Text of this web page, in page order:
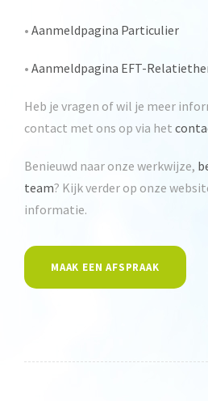
• Aanmeldpagina Particulier
• Aanmeldpagina EFT-
Heb je vragen of wil je meer
contact met ons op via het
Benieuwd naar onze werkwijze,
team? Kijk verder op onze
informatie.
MAAK EEN AFSPRAAK